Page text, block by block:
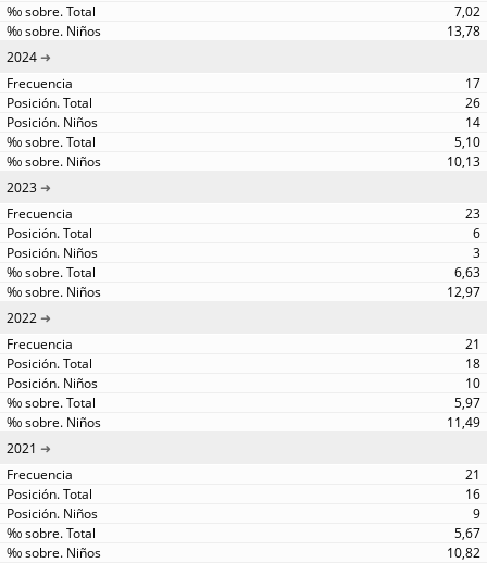
7,02
13,78
2024
17
26
14
5,10
10,13
2023
23
6
3
6,63
12,97
2022
21
18
10
5,97
11,49
2021
21
16
9
5,67
10,82